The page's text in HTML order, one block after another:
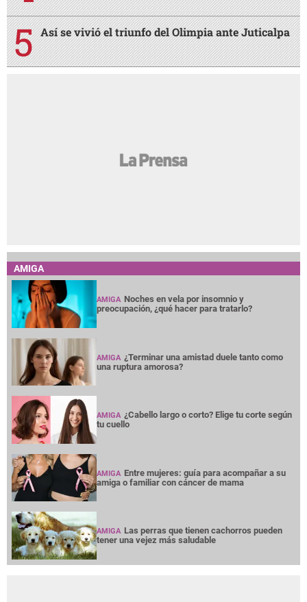
Así se vivió el triunfo del Olimpia ante Juticalpa
AMIGA
AMIGA Noches en vela por insomnio y
preocupación, ¿qué hacer para tratarlo?
AMIGA ¿Terminar una amistad duele tanto como
una ruptura amorosa?
AMIGA ¿Cabello largo o corto? Elige tu corte según
tu cuello
AMIGA Entre mujeres: guía para acompañar a su
amiga o familiar con cáncer de mama
AMIGA Las perras que tienen cachorros pueden
tener una vejez más saludable